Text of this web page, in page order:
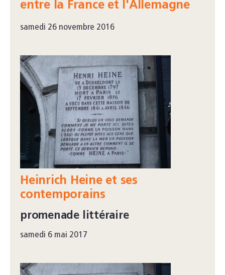
entre la France et l'Allemagne
samedi 26 novembre 2016
Heinrich Heine et ses
contemporains
promenade littéraire
samedi 6 mai 2017